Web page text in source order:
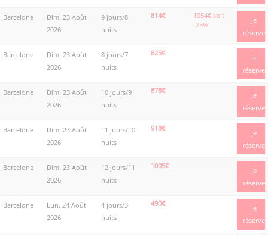
Barcelone
Dim. 23 Août
2026
9 jours/8
nuits
814€ 1054€ soit
-23%
Je
réserve
Barcelone
Dim. 23 Août
2026
8 jours/7
nuits
825€
Je
réserve
Barcelone
Dim. 23 Août
2026
10 jours/9
nuits
878€
Je
réserve
Barcelone
Dim. 23 Août
2026
11 jours/10
nuits
918€
Je
réserve
Barcelone
Dim. 23 Août
2026
12 jours/11
nuits
1005€
Je
réserve
Barcelone
Lun. 24 Août
2026
4 jours/3
nuits
490€
Je
réserve